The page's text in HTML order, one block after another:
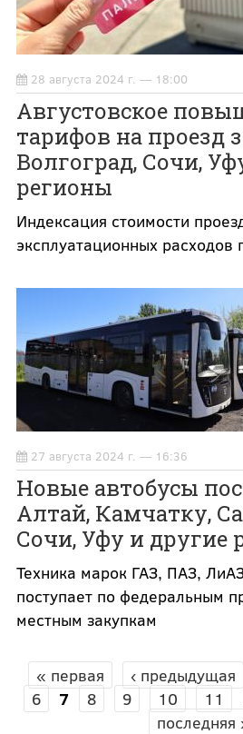
28 августа 2024 г. — 18:00
Августовское
тарифов на проезд
Волгоград, Сочи,
регионы
Индексация стоимости
эксплуатационных расходов
27 августа 2024 г. — 16:36
Новые автобусы
Алтай, Камчатку,
Сочи, Уфу и другие
Техника марок ГАЗ, ПАЗ,
поступает по федеральным
местным закупкам
СТРАНИЦЫ
« первая ‹ предыдущая
6
7 8 9 10 11
последняя